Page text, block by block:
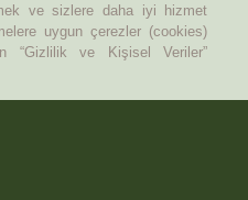
ve sizlere daha iyi hizmet
uygun çerezler (cookies)
“Gizlilik ve Kişisel Veriler”